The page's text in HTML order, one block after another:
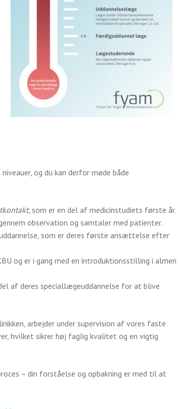
og du kan derfor møde både
, som er en del af medicinstudiets første år.
observation og samtaler med patienter.
som er deres første ansættelse efter
og er i gang med en introduktionsstilling i almen
af deres speciallægeuddannelse for at blive
arbejder under supervision af vores faste
hvilket sikrer høj faglig kvalitet og en vigtig
– din forståelse og opbakning er med til at